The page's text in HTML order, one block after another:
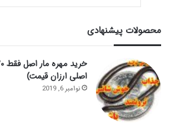
محصولات پیشنهادی
اصلی ارزان قیمت)
نوامبر 6, 2019